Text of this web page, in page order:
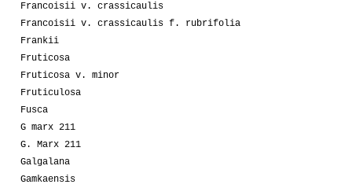
Francoisii v. crassicaulis
Francoisii v. crassicaulis f. rubrifolia
Frankii
Fruticosa
Fruticosa v. minor
Fruticulosa
Fusca
G marx 211
G. Marx 211
Galgalana
Gamkaensis